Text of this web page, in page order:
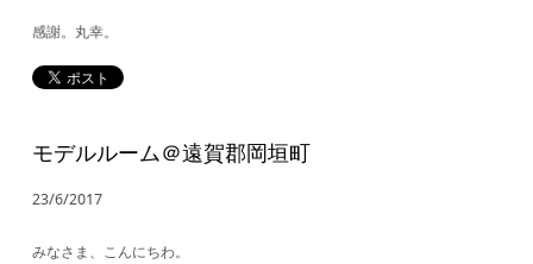
​感謝。丸幸。
モデルルーム＠遠賀郡岡垣町
23/6/2017
みなさま、こんにちわ。